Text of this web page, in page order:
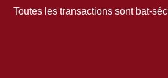
Toutes les transactions sont bat-